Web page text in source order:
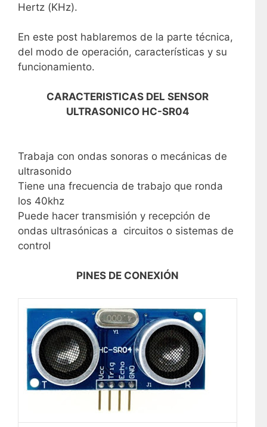
Hertz (KHz).
En este post hablaremos de la parte técnica,
del modo de operación, características y su
funcionamiento.
CARACTERISTICAS DEL SENSOR
ULTRASONICO HC-SR04
Trabaja con ondas sonoras o mecánicas de
ultrasonido
Tiene una frecuencia de trabajo que ronda
los 40khz
Puede hacer transmisión y recepción de
ondas ultrasónicas a circuitos o sistemas de
control
PINES DE CONEXIÓN